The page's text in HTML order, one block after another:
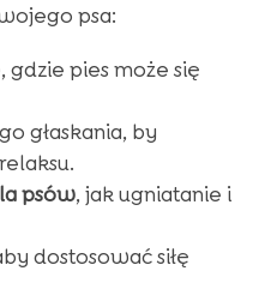
psa:
gdzie pies może się
głaskania, by
psów, jak ugniatanie i
dostosować siłę